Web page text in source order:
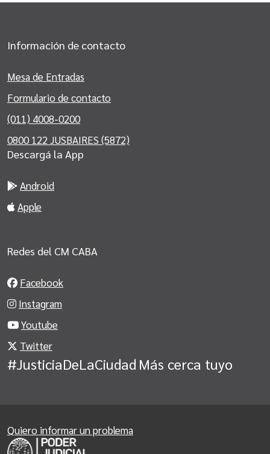
Información de contacto
Mesa de Entradas
Formulario de contacto
(011) 4008-0200
0800 122 JUSBAIRES (5872)
Descargá la App
Android
Apple
Redes del CM CABA
Facebook
Instagram
Youtube
Twitter
#JusticiaDeLaCiudad Más cerca tuyo
Quiero informar un problema